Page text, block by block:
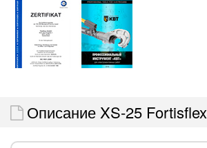
Описание XS-25 Fortisflex